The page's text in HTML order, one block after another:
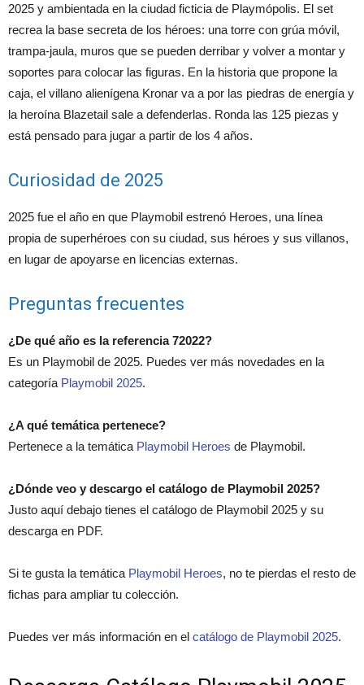
2025 y ambientada en la ciudad ficticia de Playmópolis. El set
recrea la base secreta de los héroes: una torre con grúa móvil,
trampa-jaula, muros que se pueden derribar y volver a montar y
soportes para colocar las figuras. En la historia que propone la
caja, el villano alienígena Kronar va a por las piedras de energía y
la heroína Blazetail sale a defenderlas. Ronda las 125 piezas y
está pensado para jugar a partir de los 4 años.
Curiosidad de 2025
2025 fue el año en que Playmobil estrenó Heroes, una línea
propia de superhéroes con su ciudad, sus héroes y sus villanos,
en lugar de apoyarse en licencias externas.
Preguntas frecuentes
¿De qué año es la referencia 72022?
Es un Playmobil de 2025. Puedes ver más novedades en la
categoría Playmobil 2025.
¿A qué temática pertenece?
Pertenece a la temática Playmobil Heroes de Playmobil.
¿Dónde veo y descargo el catálogo de Playmobil 2025?
Justo aquí debajo tienes el catálogo de Playmobil 2025 y su
descarga en PDF.
Si te gusta la temática Playmobil Heroes, no te pierdas el resto de
fichas para ampliar tu colección.
Puedes ver más información en el catálogo de Playmobil 2025.